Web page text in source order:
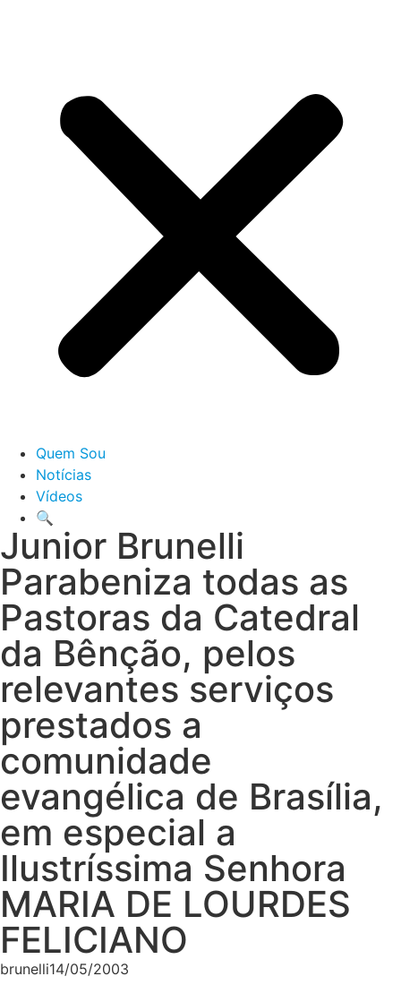
Quem Sou
Notícias
Vídeos
🔍
Junior Brunelli
Parabeniza todas as
Pastoras da Catedral
da Bênção, pelos
relevantes serviços
prestados a
comunidade
evangélica de Brasília,
em especial a
Ilustríssima Senhora
MARIA DE LOURDES
FELICIANO
brunelli14/05/2003